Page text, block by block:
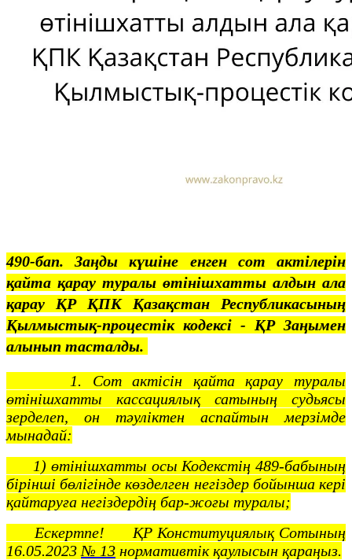
490-бап. Заңды күшіне енген сот актілерін
қайта қарау туралы өтінішхатты алдын ала
қарау ҚР ҚПК Қазақстан Республикасының
Қылмыстық-процестік кодексi - ҚР Заңымен
алынып тасталды.
1. Сот актісін қайта қарау туралы
өтінішхатты кассациялық сатының судьясы
зерделеп, он тәуліктен аспайтын мерзімде
мынадай:
1) өтінішхатты осы Кодекстің 489-бабының
бірінші бөлігінде көзделген негіздер бойынша кері
қайтаруға негіздердің бар-жоғы туралы;
Ескертпе! ҚР Конституциялық Сотының
16.05.2023 № 13 нормативтік қаулысын қараңыз.